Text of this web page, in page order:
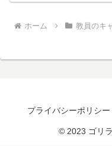
ホーム 教員のキ
プライバシーポリシー
© 2023 ゴリ